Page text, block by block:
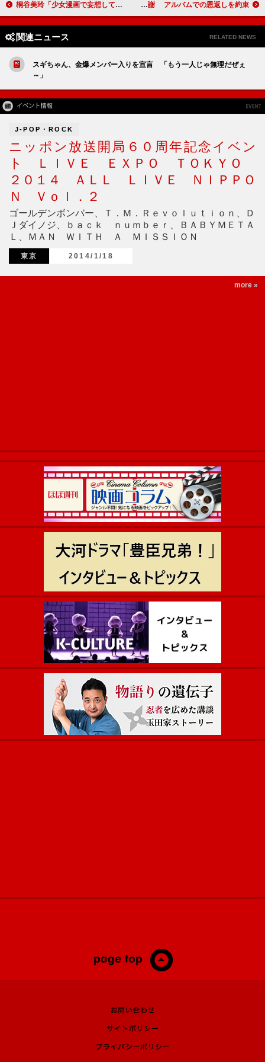
桐谷美玲「少女漫画で妄想してる」 高橋真麻と女子会トークで大盛り上がり キム・ヒョンジュン、誕生日祝いに笑顔で感謝 アルバムでの恩返しを約束
関連ニュース RELATED NEWS
スギちゃん、金爆メンバー入りを宣言 「もう一人じゃ無理だぜぇ
～」
J-POP・ROCK
ニッポン放送開局６０周年記念イベン
ト ＬＩＶＥ ＥＸＰＯ ＴＯＫＹＯ
２０１４ ＡＬＬ ＬＩＶＥ ＮＩＰＰＯ
Ｎ Ｖｏｌ．２
ゴールデンボンバー、Ｔ．Ｍ．Ｒｅｖｏｌｕｔｉｏｎ、Ｄ
Ｊダイノジ、ｂａｃｋ ｎｕｍｂｅｒ、ＢＡＢＹＭＥＴＡ
Ｌ、ＭＡＮ ＷＩＴＨ Ａ ＭＩＳＳＩＯＮ
東京 2014/1/18
more »